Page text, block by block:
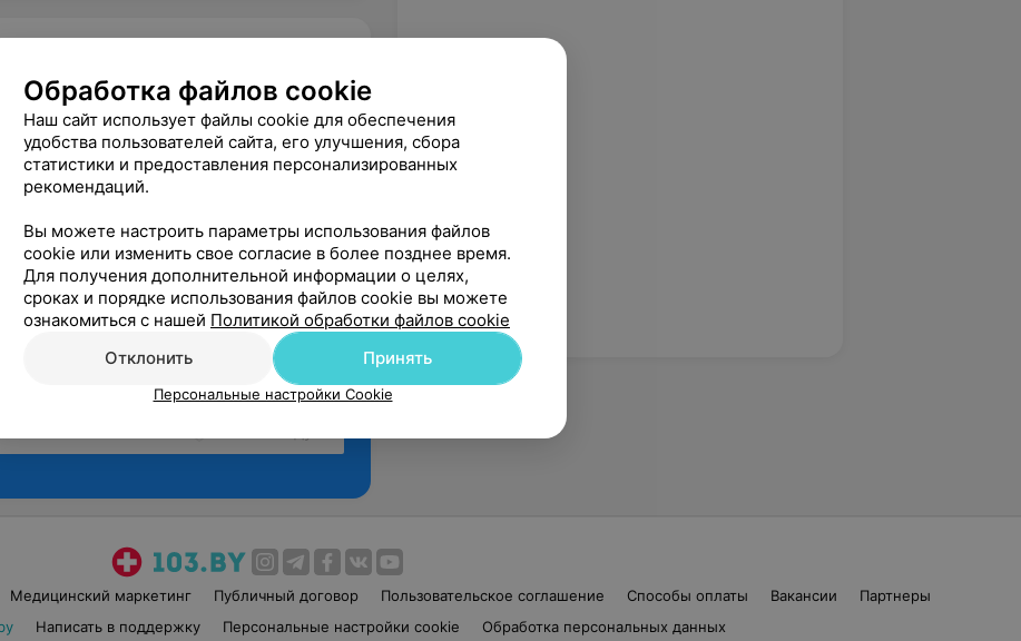
Медицинский маркетинг Публичный договор Пользовательское соглашение Способы оплаты Вакансии
Партнеры
Написать в поддержку Персональные настройки cookie Обработка персональных данных
Обработка файлов cookie
Наш сайт использует файлы cookie для обеспечения
удобства пользователей сайта, его улучшения, сбора
статистики и предоставления персонализированных
рекомендаций.
Вы можете настроить параметры использования файлов
cookie или изменить свое согласие в более позднее время.
Для получения дополнительной информации о целях,
сроках и порядке использования файлов cookie вы можете
ознакомиться с нашей Политикой обработки файлов cookie
Отклонить
Принять
Персональные настройки Cookie